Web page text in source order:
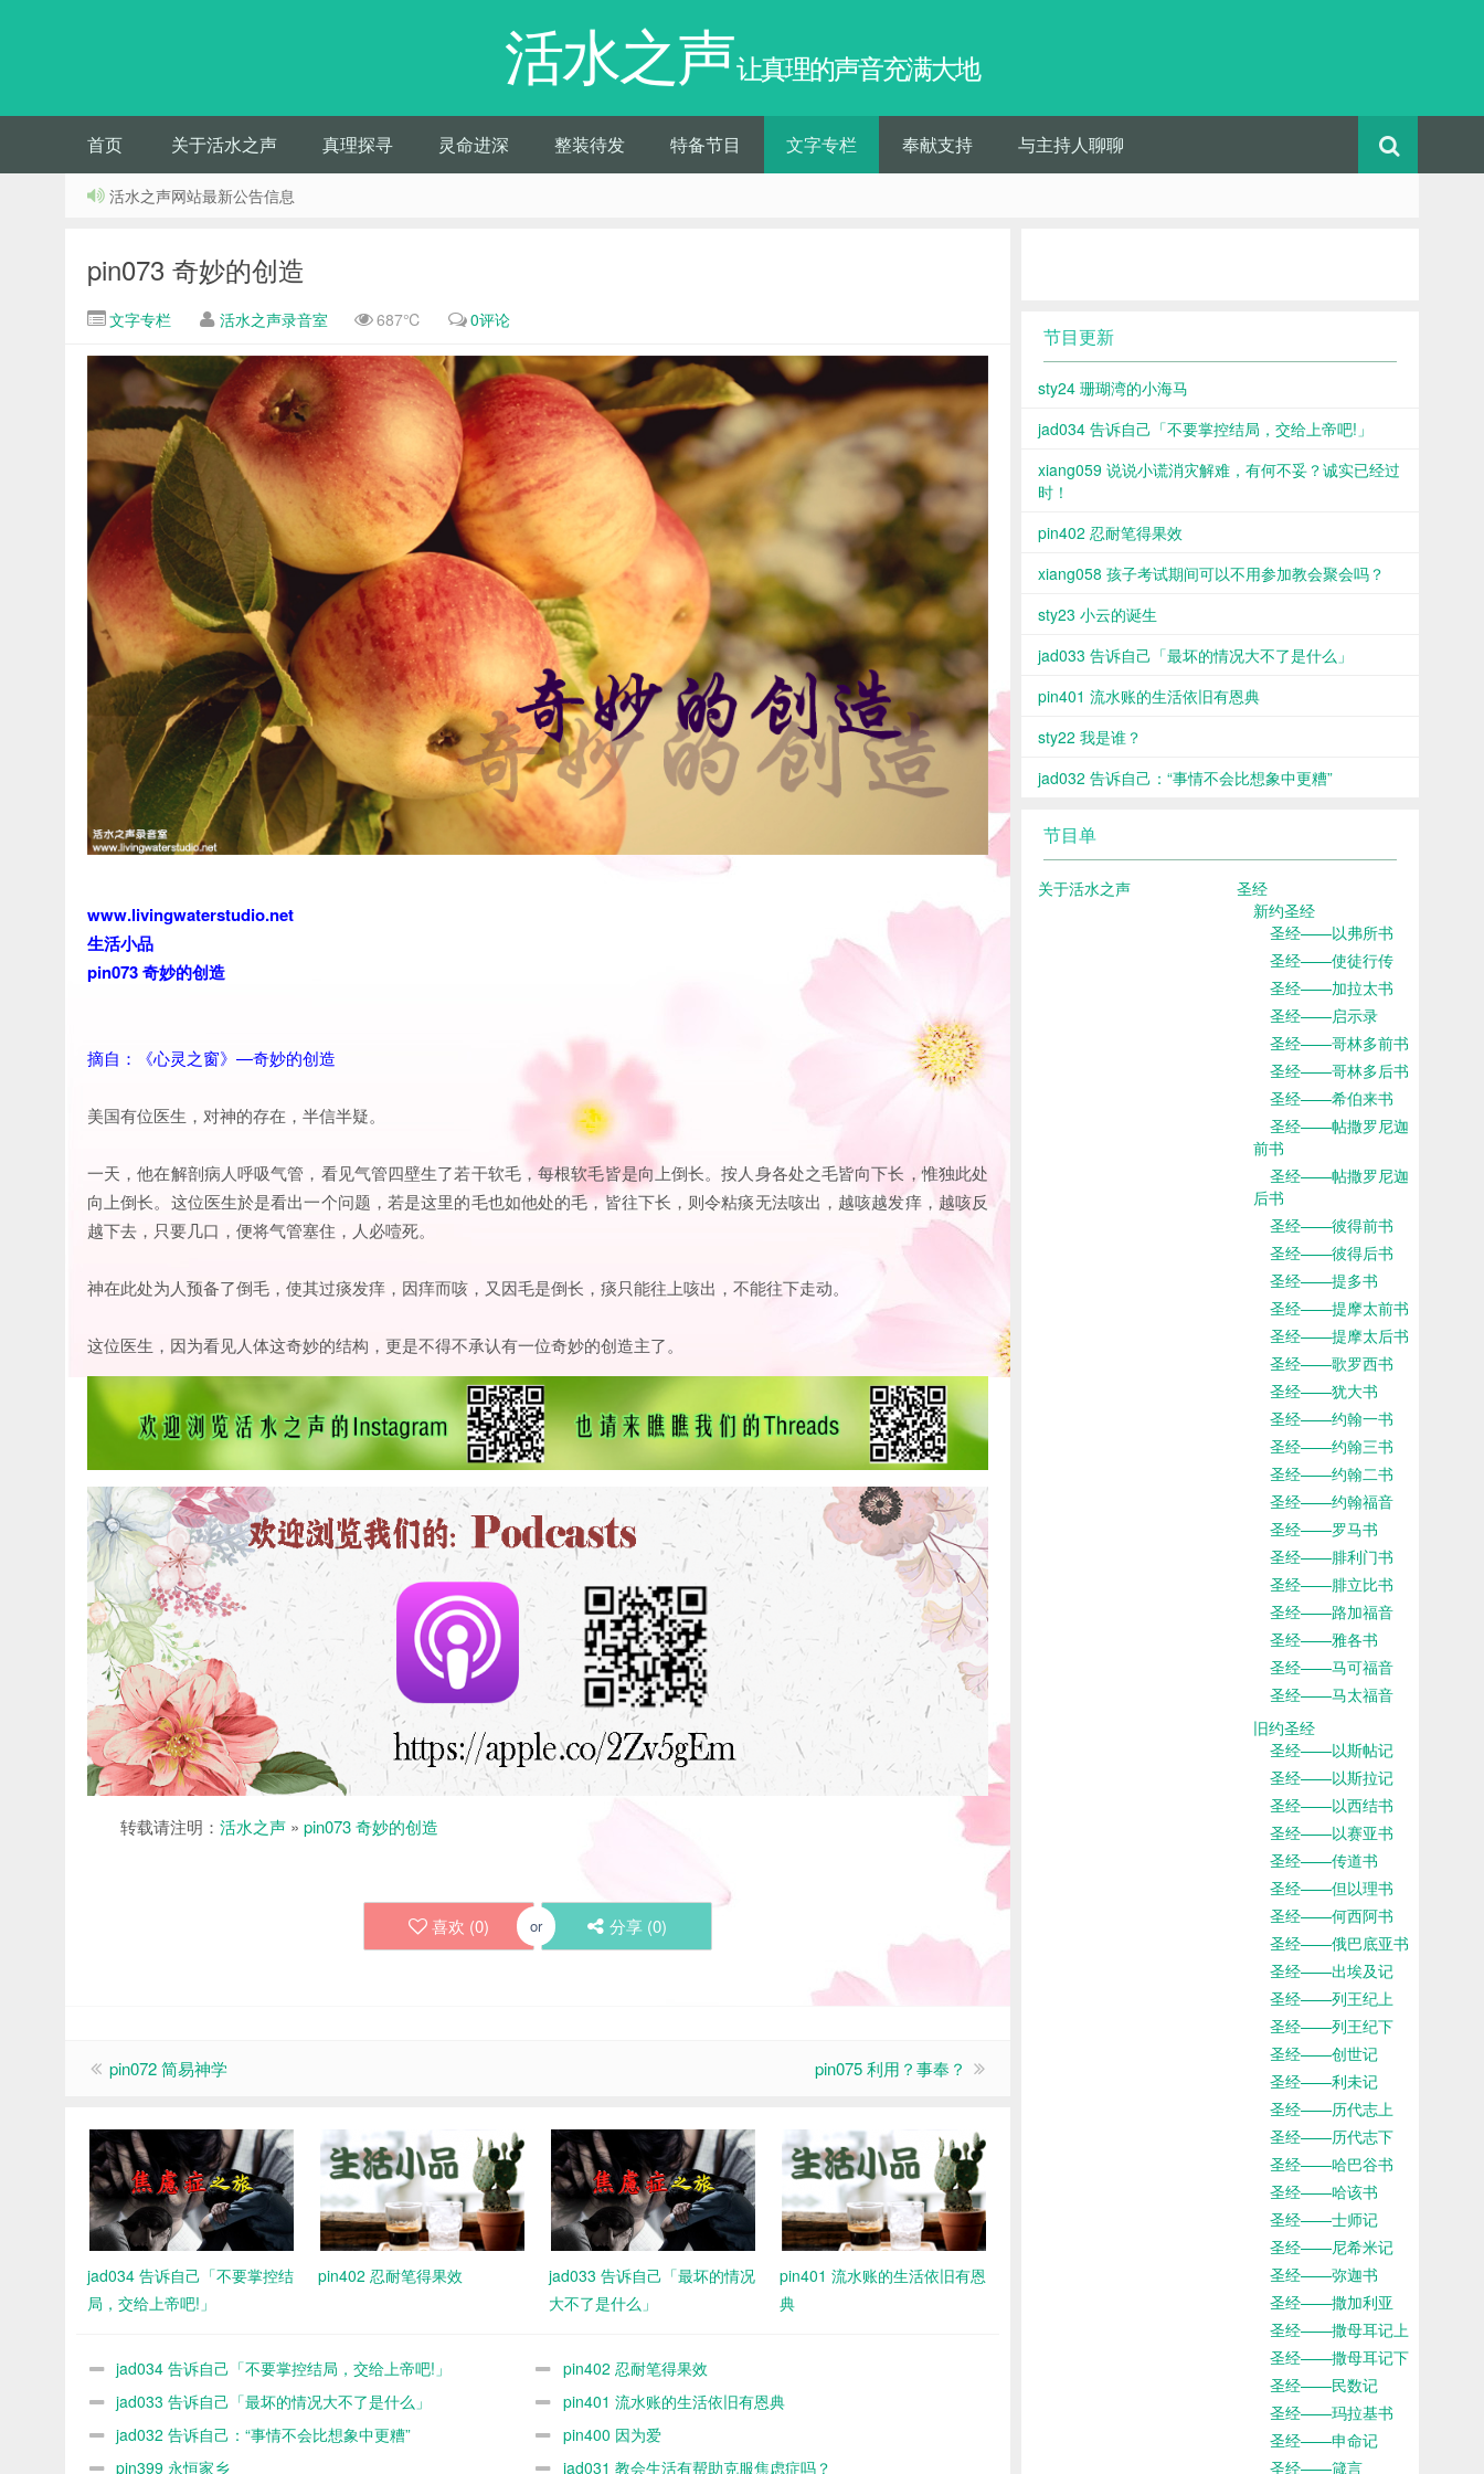
活水之声让真理的声音充满大地
首页 关于活水之声 真理探寻 灵命进深 整装待发 特备节目 文字专栏 奉献支持 与主持人聊聊
活水之声网站最新公告信息
pin073 奇妙的创造
文字专栏 活水之声录音室 687℃ 0评论
www.livingwaterstudio.net
生活小品
pin073 奇妙的创造
摘自：《心灵之窗》—奇妙的创造
美国有位医生，对神的存在，半信半疑。
一天，他在解剖病人呼吸气管，看见气管四壁生了若干软毛，每根软毛皆是向上倒长。按人身各处之毛皆向下长，惟独此处
向上倒长。这位医生於是看出一个问题，若是这里的毛也如他处的毛，皆往下长，则令粘痰无法咳出，越咳越发痒，越咳反
越下去，只要几口，便将气管塞住，人必噎死。
神在此处为人预备了倒毛，使其过痰发痒，因痒而咳，又因毛是倒长，痰只能往上咳出，不能往下走动。
这位医生，因为看见人体这奇妙的结构，更是不得不承认有一位奇妙的创造主了。
转载请注明： 活水之声 » pin073 奇妙的创造
喜欢 (0) or 分享 (0)
pin072 简易神学 pin075 利用？事奉？
jad034 告诉自己「不要掌控结
局，交给上帝吧!」
pin402 忍耐笔得果效
jad033 告诉自己「最坏的情况
大不了是什么」
pin401 流水账的生活依旧有恩
典
jad034 告诉自己「不要掌控结局，交给上帝吧!」
pin402 忍耐笔得果效
jad033 告诉自己「最坏的情况大不了是什么」
pin401 流水账的生活依旧有恩典
jad032 告诉自己：“事情不会比想象中更糟”
pin400 因为爱
pin399 永恒家乡
jad031 教会生活有帮助克服焦虑症吗？
节目更新
sty24 珊瑚湾的小海马
jad034 告诉自己「不要掌控结局，交给上帝吧!」
xiang059 说说小谎消灾解难，有何不妥？诚实已经过
时！
pin402 忍耐笔得果效
xiang058 孩子考试期间可以不用参加教会聚会吗？
sty23 小云的诞生
jad033 告诉自己「最坏的情况大不了是什么」
pin401 流水账的生活依旧有恩典
sty22 我是谁？
jad032 告诉自己：“事情不会比想象中更糟”
节目单
关于活水之声
圣经
新约圣经
圣经——以弗所书
圣经——使徒行传
圣经——加拉太书
圣经——启示录
圣经——哥林多前书
圣经——哥林多后书
圣经——希伯来书
圣经——帖撒罗尼迦
前书
圣经——帖撒罗尼迦
后书
圣经——彼得前书
圣经——彼得后书
圣经——提多书
圣经——提摩太前书
圣经——提摩太后书
圣经——歌罗西书
圣经——犹大书
圣经——约翰一书
圣经——约翰三书
圣经——约翰二书
圣经——约翰福音
圣经——罗马书
圣经——腓利门书
圣经——腓立比书
圣经——路加福音
圣经——雅各书
圣经——马可福音
圣经——马太福音
旧约圣经
圣经——以斯帖记
圣经——以斯拉记
圣经——以西结书
圣经——以赛亚书
圣经——传道书
圣经——但以理书
圣经——何西阿书
圣经——俄巴底亚书
圣经——出埃及记
圣经——列王纪上
圣经——列王纪下
圣经——创世记
圣经——利未记
圣经——历代志上
圣经——历代志下
圣经——哈巴谷书
圣经——哈该书
圣经——士师记
圣经——尼希米记
圣经——弥迦书
圣经——撒加利亚
圣经——撒母耳记上
圣经——撒母耳记下
圣经——民数记
圣经——玛拉基书
圣经——申命记
圣经——箴言